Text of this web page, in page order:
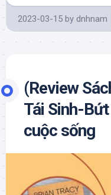
2023-03-15 by dnhnam
(Review
Tái Sinh-
cuộc sống